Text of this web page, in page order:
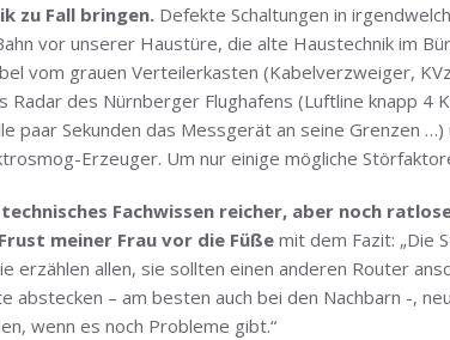
zu Fall bringen. Defekte Schaltungen in
vor unserer Haustüre, die alte Haustechnik im
vom grauen Verteilerkasten (Kabelverzweiger,
Radar des Nürnberger Flughafens (Luftline knapp 4
paar Sekunden das Messgerät an seine Grenzen
Erzeuger. Um nur einige mögliche
Fachwissen reicher, aber noch
meiner Frau vor die Füße mit dem Fazit: „Die
erzählen allen, sie sollten einen anderen Router
abstecken – am besten auch bei den Nachbarn -,
wenn es noch Probleme gibt.“